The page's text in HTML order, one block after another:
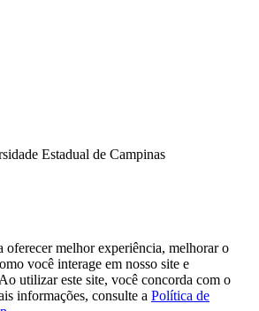
Estadual de Campinas
oferecer melhor experiência, melhorar o
você interage em nosso site e
utilizar este site, você concorda com o
informações, consulte a Política de